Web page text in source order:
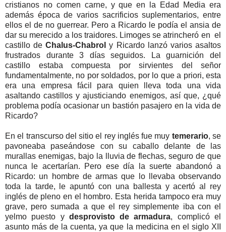
cristianos no comen carne, y que en la Edad Media era
además época de varios sacrificios suplementarios, entre
ellos el de no guerrear. Pero a Ricardo le podía el ansia de
dar su merecido a los traidores. Limoges se atrincheró en el
castillo deChalus-Chabrol y Ricardo lanzó varios asaltos
frustrados durante 3 días seguidos. La guarnición del
castillo estaba compuesta por sirvientes del señor
fundamentalmente, no por soldados, por lo que a priori, esta
era una empresa fácil para quien lleva toda una vida
asaltando castillos y ajusticiando enemigos, así que, ¿qué
problema podía ocasionar un bastión pasajero en la vida de
Ricardo?
En el transcurso del sitio el rey inglés fue muy temerario, se
pavoneaba paseándose con su caballo delante de las
murallas enemigas, bajo la lluvia de flechas, seguro de que
nunca le acertarían. Pero ese día la suerte abandonó a
Ricardo: un hombre de armas que lo llevaba observando
toda la tarde, le apuntó con una ballesta y acertó al rey
inglés de pleno en el hombro. Esta herida tampoco era muy
grave, pero sumada a que el rey simplemente iba con el
yelmo puesto y desprovisto de armadura, complicó el
asunto más de la cuenta, ya que la medicina en el siglo XII